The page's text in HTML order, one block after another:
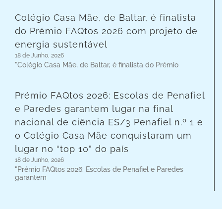
Colégio Casa Mãe, de Baltar, é finalista
do Prémio FAQtos 2026 com projeto de
energia sustentável
18 de Junho, 2026
"Colégio Casa Mãe, de Baltar, é finalista do Prémio
Prémio FAQtos 2026: Escolas de Penafiel
e Paredes garantem lugar na final
nacional de ciência ES/3 Penafiel n.º 1 e
o Colégio Casa Mãe conquistaram um
lugar no “top 10” do país
18 de Junho, 2026
"Prémio FAQtos 2026: Escolas de Penafiel e Paredes
garantem